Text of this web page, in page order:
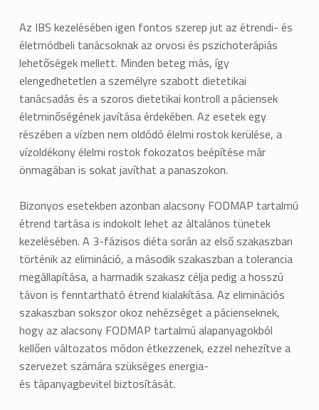
Az IBS kezelésében igen fontos szerep jut az étrendi- és
életmódbeli tanácsoknak az orvosi és pszichoterápiás
lehetőségek mellett. Minden beteg más, így
elengedhetetlen a személyre szabott dietetikai
tanácsadás és a szoros dietetikai kontroll a páciensek
életminőségének javítása érdekében. Az esetek egy
részében a vízben nem oldódó élelmi rostok kerülése, a
vízoldékony élelmi rostok fokozatos beépítése már
önmagában is sokat javíthat a panaszokon.
Bizonyos esetekben azonban alacsony FODMAP tartalmú
étrend tartása is indokolt lehet az általános tünetek
kezelésében. A 3-fázisos diéta során az első szakaszban
történik az elimináció, a második szakaszban a tolerancia
megállapítása, a harmadik szakasz célja pedig a hosszú
távon is fenntartható étrend kialakítása. Az eliminációs
szakaszban sokszor okoz nehézséget a pácienseknek,
hogy az alacsony FODMAP tartalmú alapanyagokból
kellően változatos módon étkezzenek, ezzel nehezítve a
szervezet számára szükséges energia-
és tápanyagbevitel biztosítását.